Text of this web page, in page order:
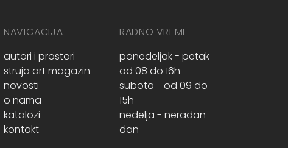
NAVIGACIJA
autori i prostori
struja art magazin
novosti
o nama
katalozi
kontakt
RADNO VREME
ponedeljak - petak
od 08 do 16h
subota - od 09 do
15h
nedelja - neradan
dan